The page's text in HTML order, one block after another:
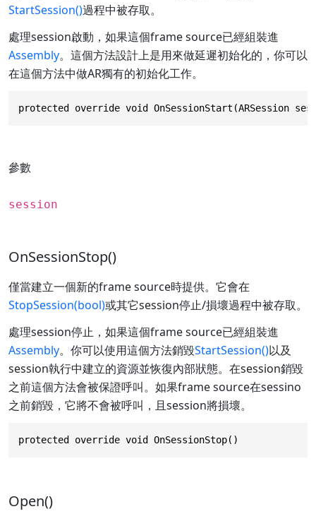
StartSession()過程中被存取。
處理session啟動，如果這個frame source已經組裝進
Assembly。這個方法設計上是用來做延遲初始化的，你可以
在這個方法中做AR獨有的初始化工作。
protected override void OnSessionStart(ARSession
參數
session
OnSessionStop()
僅當建立一個新的frame source時提供。它會在
StopSession(bool)或其它session停止/損壞過程中被存取。
處理session停止，如果這個frame source已經組裝進
Assembly。你可以使用這個方法銷毀StartSession()以及
session執行中建立的資源並恢復內部狀態。在session銷毀
之前這個方法會被保證呼叫。如果frame source在sessino
之前銷毀，它將不會被呼叫，且session將損壞。
protected override void OnSessionStop()
Open()